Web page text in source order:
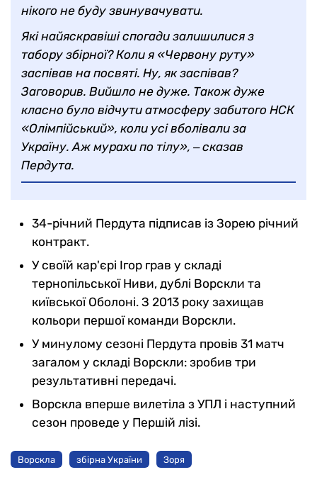
нікого не буду звинувачувати.
Які найяскравіші спогади залишилися з
табору збірної? Коли я «Червону руту»
заспівав на посвяті. Ну, як заспівав?
Заговорив. Вийшло не дуже. Також дуже
класно було відчути атмосферу забитого НСК
«Олімпійський», коли усі вболівали за
Україну. Аж мурахи по тілу», ‒ сказав
Пердута.
34-річний Пердута підписав із Зорею річний
контракт.
У своїй кар'єрі Ігор грав у складі
тернопільської Ниви, дублі Ворскли та
київської Оболоні. З 2013 року захищав
кольори першої команди Ворскли.
У минулому сезоні Пердута провів 31 матч
загалом у складі Ворскли: зробив три
результативні передачі.
Ворскла вперше вилетіла з УПЛ і наступний
сезон проведе у Першій лізі.
Ворскла збірна України Зоря